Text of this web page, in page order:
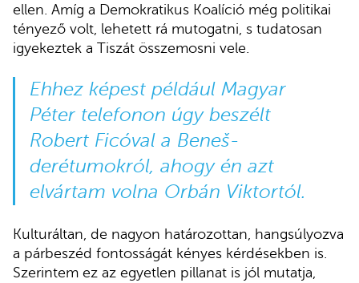
ellen. Amíg a Demokratikus Koalíció még politikai
tényező volt, lehetett rá mutogatni, s tudatosan
igyekeztek a Tiszát összemosni vele.
Ehhez képest például Magyar
Péter telefonon úgy beszélt
Robert Ficóval a Beneš-
derétumokról, ahogy én azt
elvártam volna Orbán Viktortól.
Kulturáltan, de nagyon határozottan, hangsúlyozva
a párbeszéd fontosságát kényes kérdésekben is.
Szerintem ez az egyetlen pillanat is jól mutatja,